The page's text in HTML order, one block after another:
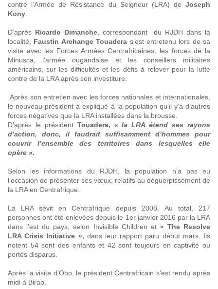
contre l’Armée de Résistance du Seigneur (LRA) de Joseph
Kony
D’après Ricardo Dimanche, correspondant du RJDH dans la
localité, Faustin Archange Touadera s’est entretenu lors de sa
visite avec les Forces Armées Centrafricaines, les forces de la
Minusca, l’armée ougandaise et les conseillers militaires
américains, sur les difficultés et les défis à relever pour la lutte
contre de la LRA après son investiture.
Après son entretien avec les forces nationales et internationales,
le nouveau président a expliqué à la population qu’il y’a d’autres
forces négatives que la LRA installées dans la brousse.
D’après le président Touadera, « la LRA étend ses rayons
d’action, donc, il faudrait suffisamment d’hommes pour
couvrir l’ensemble des territoires dans lesquelles elle
opère ».
Selon les informations du RJDH, la population n’a pas eu
l’occasion de présenter ses vœux, relatifs au déguerpissement de
la LRA en Centrafrique.
La LRA sévit en Centrafrique depuis 2008. Au total, 217
personnes ont été enlevées depuis le 1er janvier 2016 par la LRA
dans l’est du pays, selon Invisible Children et « The Resolve
LRA Crisis Initiative », dans leur rapport paru début mars. Ils
notent 54 sont des enfants et 42 sont toujours en captivité ou
portés disparus.
Après la visite d’Obo, le président Centrafricain s’est rendu après
midi à Birao.